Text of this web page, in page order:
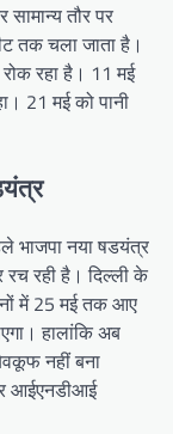
तौर पर
तक चला जाता है।
रहा है। 11 मई
21 मई को पानी
भाजपा नया षडयंत्र
रच रही है। दिल्ली के
में 25 मई तक आए
हालांकि अब
नहीं बना
आईएनडीआई